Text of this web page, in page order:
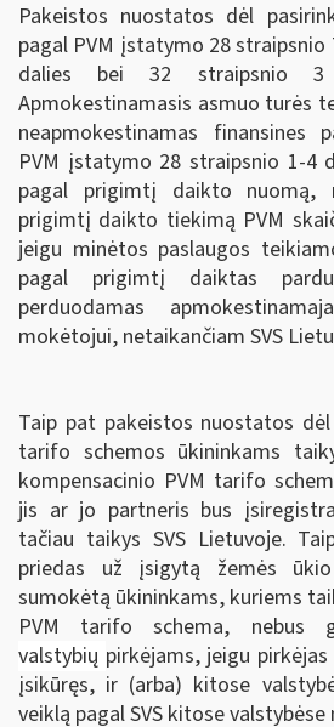
Pakeistos nuostatos dėl
pagal PVM įstatymo 28
dalies bei 32 straipsnio 3
Apmokestinamasis asmuo turės
neapmokestinamas finansines
PVM įstatymo 28 straipsnio 1-4
pagal prigimtį daikto nuomą,
prigimtį daikto tiekimą PVM
jeigu minėtos paslaugos
pagal prigimtį daiktas
perduodamas
mokėtojui, netaikančiam SVS
Taip pat pakeistos nuostatos dėl
tarifo schemos ūkininkams
kompensacinio PVM tarifo
jis ar jo partneris bus
tačiau taikys SVS Lietuvoje.
priedas už įsigytą žemės
sumokėtą ūkininkams, kuriems
PVM tarifo schema, nebus
valstybių pirkėjams, jeigu
įsikūręs, ir (arba) kitose
veiklą pagal SVS kitose valstybėse